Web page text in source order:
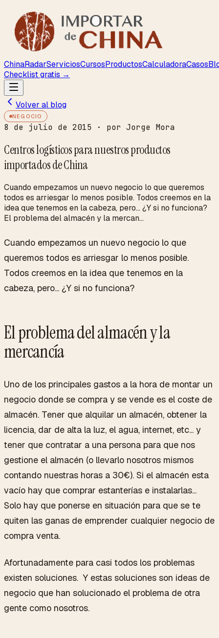
ChinaRadarServiciosCursosProductosCalculadoraCasos
Checklist gratis →
Volver al blog
NEGOCIO
8 de julio de 2015 · por Jorge Mora
Centros logísticos para nuestros productos
importados de China
Cuando empezamos un nuevo negocio lo que queremos
todos es arriesgar lo menos posible. Todos creemos en la
idea que tenemos en la cabeza, pero... ¿Y si no funciona?
El problema del almacén y la mercan...
Cuando empezamos un nuevo negocio lo que
queremos todos es arriesgar lo menos posible.
Todos creemos en la idea que tenemos en la
cabeza, pero... ¿Y si no funciona?
El problema del almacén y la
mercancía
Uno de los principales gastos a la hora de montar un
negocio donde se compra y se vende es el coste de
almacén. Tener que alquilar un almacén, obtener la
licencia, dar de alta la luz, el agua, internet, etc... y
tener que contratar a una persona para que nos
gestione el almacén (o llevarlo nosotros mismos
contando nuestras horas a 30€). Si el almacén esta
vacío hay que comprar estanterías e instalarlas...
Solo hay que ponerse en situación para que se te
quiten las ganas de emprender cualquier negocio de
compra venta.
Afortunadamente para casi todos los problemas
existen soluciones. Y estas soluciones son ideas de
negocio que han solucionado el problema de otra
gente como nosotros.